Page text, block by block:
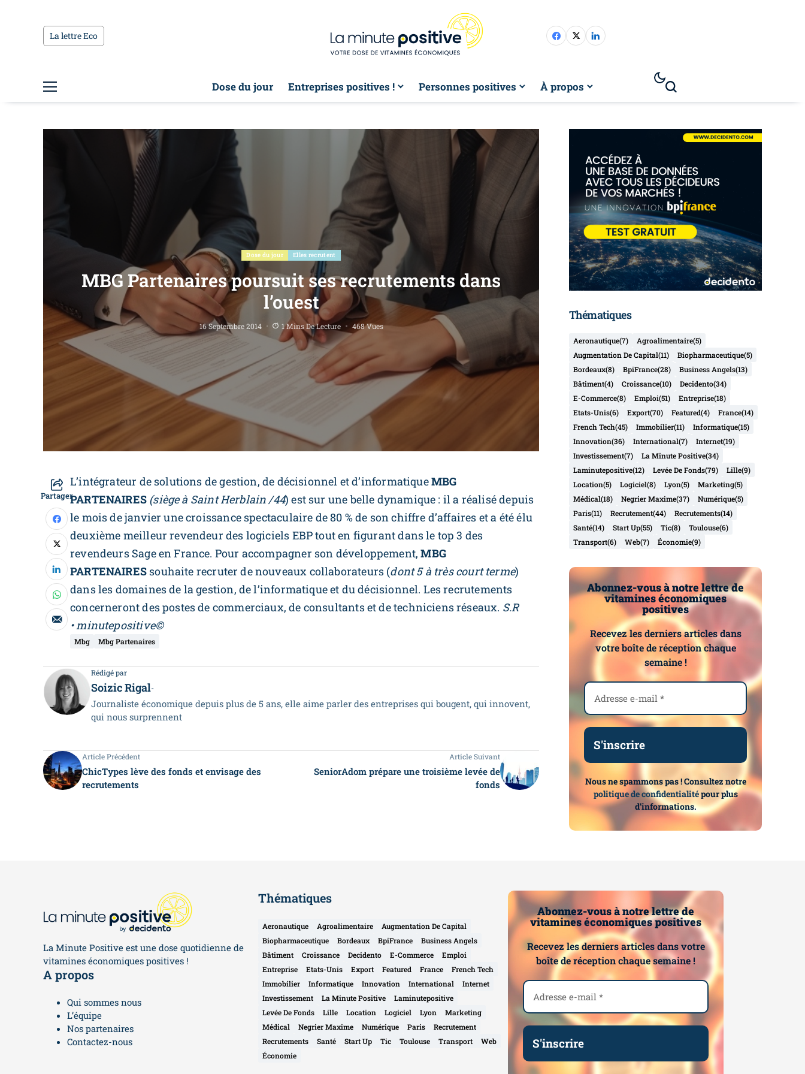
La lettre Eco
Dose du jour Entreprises positives ! Personnes positives À propos
Dose du jour Elles recrutent
MBG Partenaires poursuit ses recrutements dans
l’ouest
16 Septembre 2014 1 Mins De Lecture 468 Vues
Partager
L’intégrateur de solutions de gestion, de décisionnel et d’informatiqueMBG
PARTENAIRES (siège à Saint Herblain /44) est sur une belle dynamique : il a réalisé depuis
le mois de janvier une croissance spectaculaire de 80 % de son chiffre d’affaires et a été élu
deuxième meilleur revendeur des logiciels EBP tout en figurant dans le top 3 des
revendeurs Sage en France. Pour accompagner son développement,MBG
PARTENAIRES souhaite recruter de nouveaux collaborateurs (dont 5 à très court terme)
dans les domaines de la gestion, de l’informatique et du décisionnel. Les recrutements
concerneront des postes de commerciaux, de consultants et de techniciens réseaux. S.R
•minutepositive©
Mbg Mbg Partenaires
Rédigé par
Soizic Rigal-
Journaliste économique depuis plus de 5 ans, elle aime parler des entreprises qui bougent, qui innovent,
qui nous surprennent
Article Précédent
ChicTypes lève des fonds et envisage des
recrutements
Article Suivant
SeniorAdom prépare une troisième levée de
fonds
Thématiques
Aeronautique(7) Agroalimentaire(5)
Augmentation De Capital(11) Biopharmaceutique(5)
Bordeaux(8) BpiFrance(28) Business Angels(13)
Bâtiment(4) Croissance(10) Decidento(34)
E-Commerce(8) Emploi(51) Entreprise(18)
Etats-Unis(6) Export(70) Featured(4) France(14)
French Tech(45) Immobilier(11) Informatique(15)
Innovation(36) International(7) Internet(19)
Investissement(7) La Minute Positive(34)
Laminutepositive(12) Levée De Fonds(79) Lille(9)
Location(5) Logiciel(8) Lyon(5) Marketing(5)
Médical(18) Negrier Maxime(37) Numérique(5)
Paris(11) Recrutement(44) Recrutements(14)
Santé(14) Start Up(55) Tic(8) Toulouse(6)
Transport(6) Web(7) Économie(9)
Abonnez-vous à notre lettre de
vitamines économiques
positives
Recevez les derniers articles dans
votre boîte de réception chaque
semaine !
Nous ne spammons pas ! Consultez notre
politique de confidentialitépour plus
d’informations.
La Minute Positive est une dose quotidienne de
vitamines économiques positives !
A propos
Qui sommes nous
L’équipe
Nos partenaires
Contactez-nous
Thématiques
Aeronautique Agroalimentaire
Augmentation De Capital
Biopharmaceutique
Bordeaux BpiFrance
Business Angels
Bâtiment
Croissance Decidento E-Commerce
Emploi
Entreprise
Etats-Unis Export Featured France
French Tech
Immobilier
Informatique Innovation International
Internet
Investissement
La Minute Positive
Laminutepositive
Levée De Fonds
Lille Location Logiciel Lyon
Marketing
Médical
Negrier Maxime Numérique Paris
Recrutement
Recrutements
Santé Start Up Tic Toulouse Transport
Web
Économie
Abonnez-vous à notre lettre de
vitamines économiques positives
Recevez les derniers articles dans votre
boîte de réception chaque semaine !